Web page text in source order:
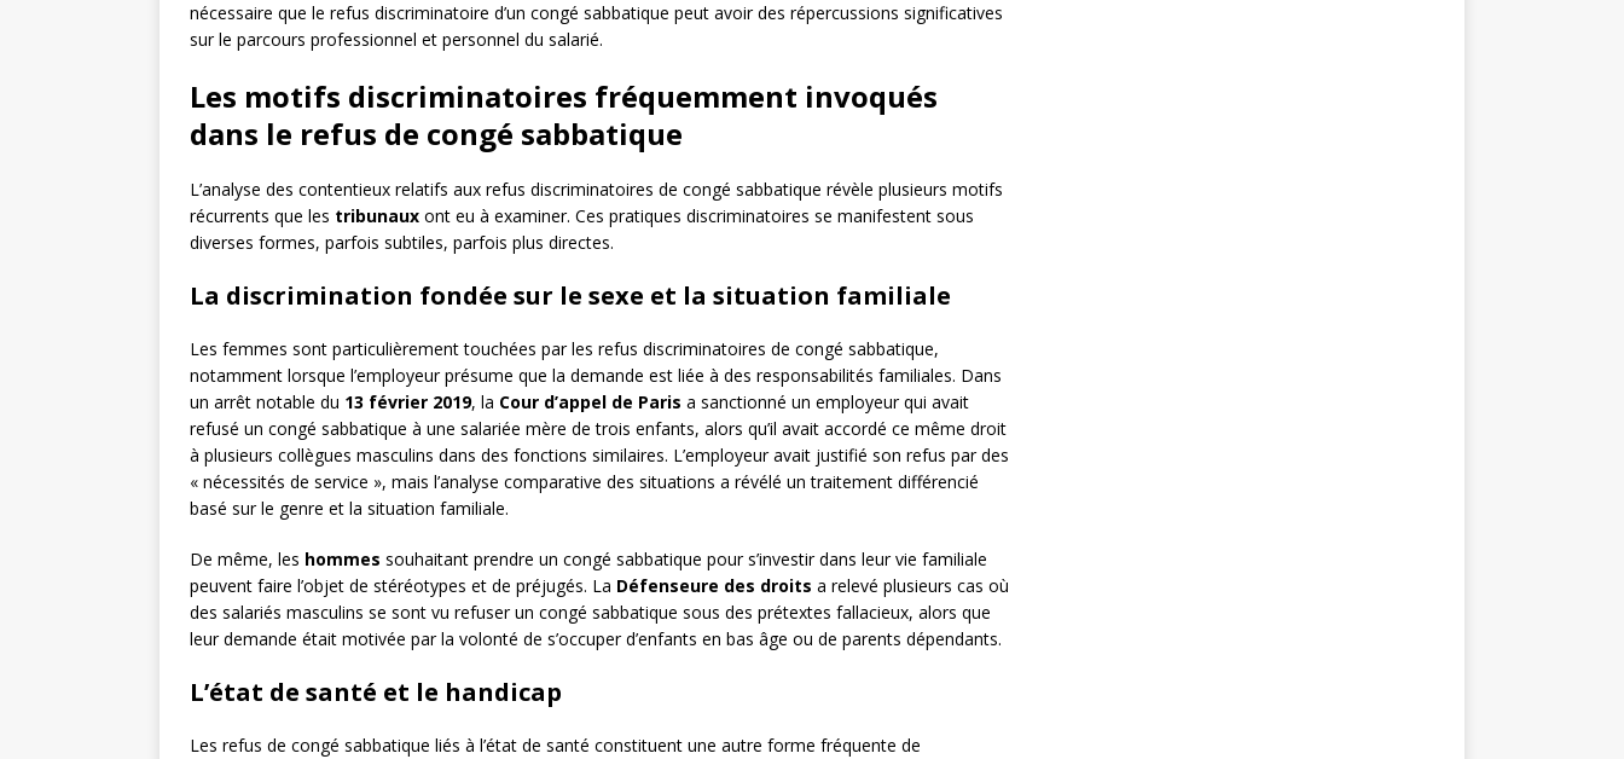
nécessaire que le refus discriminatoire d’un congé sabbatique peut avoir des répercussions significatives
sur le parcours professionnel et personnel du salarié.
Les motifs discriminatoires fréquemment invoqués
dans le refus de congé sabbatique
L’analyse des contentieux relatifs aux refus discriminatoires de congé sabbatique révèle plusieurs motifs
récurrents que les tribunaux ont eu à examiner. Ces pratiques discriminatoires se manifestent sous
diverses formes, parfois subtiles, parfois plus directes.
La discrimination fondée sur le sexe et la situation familiale
Les femmes sont particulièrement touchées par les refus discriminatoires de congé sabbatique,
notamment lorsque l’employeur présume que la demande est liée à des responsabilités familiales. Dans
un arrêt notable du 13 février 2019, la Cour d’appel de Paris a sanctionné un employeur qui avait
refusé un congé sabbatique à une salariée mère de trois enfants, alors qu’il avait accordé ce même droit
à plusieurs collègues masculins dans des fonctions similaires. L’employeur avait justifié son refus par des
« nécessités de service », mais l’analyse comparative des situations a révélé un traitement différencié
basé sur le genre et la situation familiale.
De même, les hommes souhaitant prendre un congé sabbatique pour s’investir dans leur vie familiale
peuvent faire l’objet de stéréotypes et de préjugés. La Défenseure des droits a relevé plusieurs cas où
des salariés masculins se sont vu refuser un congé sabbatique sous des prétextes fallacieux, alors que
leur demande était motivée par la volonté de s’occuper d’enfants en bas âge ou de parents dépendants.
L’état de santé et le handicap
Les refus de congé sabbatique liés à l’état de santé constituent une autre forme fréquente de